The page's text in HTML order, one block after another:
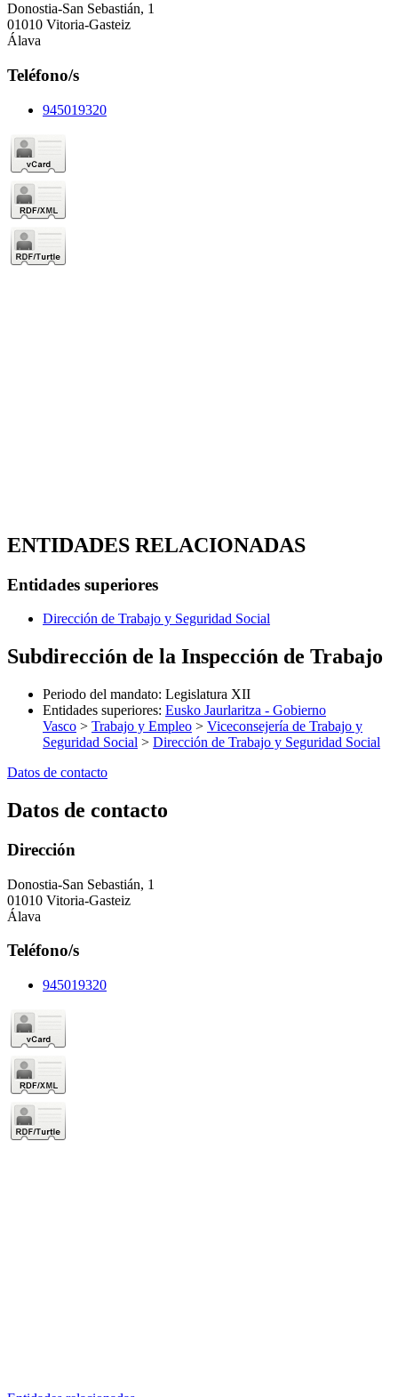
Donostia-San Sebastián, 1
01010 Vitoria-Gasteiz
Álava
Teléfono/s
945019320
ENTIDADES RELACIONADAS
Entidades superiores
Dirección de Trabajo y Seguridad Social
Subdirección de la Inspección de Trabajo
Periodo del mandato: Legislatura XII
Entidades superiores: Eusko Jaurlaritza - Gobierno
Vasco > Trabajo y Empleo > Viceconsejería de Trabajo y
Seguridad Social > Dirección de Trabajo y Seguridad Social
Datos de contacto
Datos de contacto
Dirección
Donostia-San Sebastián, 1
01010 Vitoria-Gasteiz
Álava
Teléfono/s
945019320